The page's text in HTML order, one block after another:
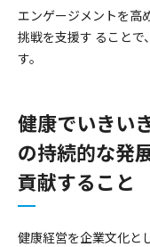
エンゲージメントを高
挑戦を支援す ること
す。
健康でいきい
の持続的な発
貢献すること
健康経営を企業文化と